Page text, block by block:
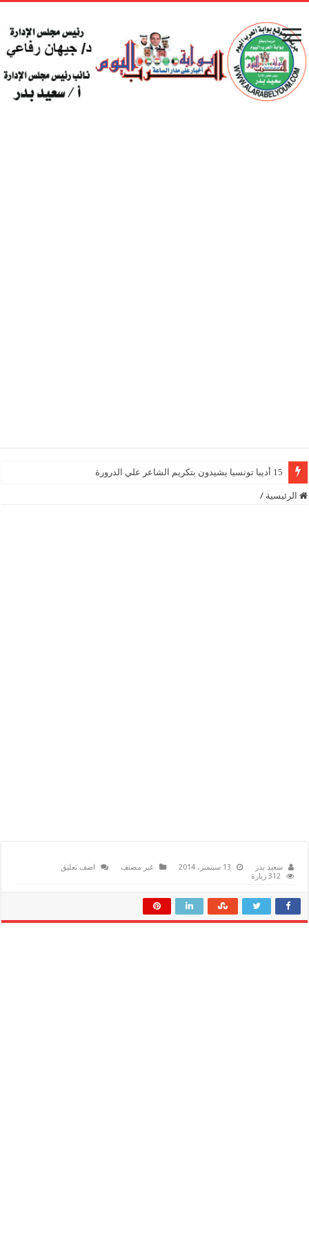
15 أديبا تونسيا يشيدون بتكريم الشاعر علي الدرورة
الرئيسية /
سعيد بدر 13 سبتمبر، 2014 غير مصنف
اضف تعليق
312 زيارة